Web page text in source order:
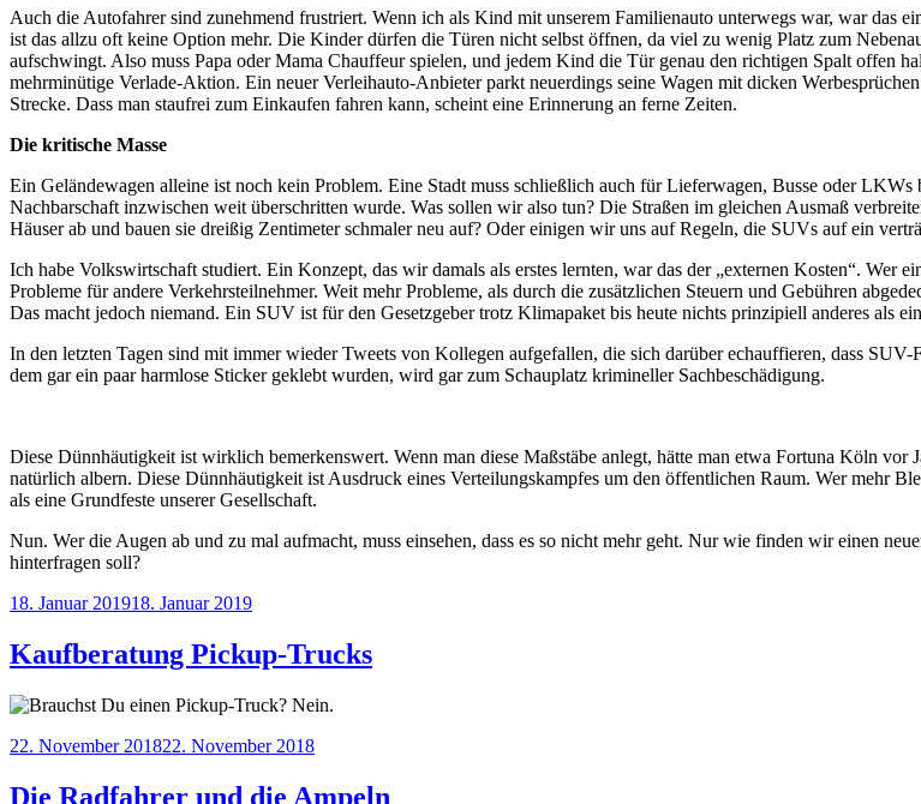
Auch die Autofahrer sind zunehmend frustriert. Wenn ich als Kind mit unserem Familienauto unterwegs war, war das
ist das allzu oft keine Option mehr. Die Kinder dürfen die Türen nicht selbst öffnen, da viel zu wenig Platz zum
aufschwingt. Also muss Papa oder Mama Chauffeur spielen, und jedem Kind die Tür genau den richtigen Spalt offen
mehrminütige Verlade-Aktion. Ein neuer Verleihauto-Anbieter parkt neuerdings seine Wagen mit dicken
Strecke. Dass man staufrei zum Einkaufen fahren kann, scheint eine Erinnerung an ferne Zeiten.
Die kritische Masse
Ein Geländewagen alleine ist noch kein Problem. Eine Stadt muss schließlich auch für Lieferwagen, Busse oder
Nachbarschaft inzwischen weit überschritten wurde. Was sollen wir also tun? Die Straßen im gleichen Ausmaß
Häuser ab und bauen sie dreißig Zentimeter schmaler neu auf? Oder einigen wir uns auf Regeln, die SUVs auf ein
Ich habe Volkswirtschaft studiert. Ein Konzept, das wir damals als erstes lernten, war das der „externen Kosten“. Wer
Probleme für andere Verkehrsteilnehmer. Weit mehr Probleme, als durch die zusätzlichen Steuern und Gebühren
Das macht jedoch niemand. Ein SUV ist für den Gesetzgeber trotz Klimapaket bis heute nichts prinzipiell anderes als
In den letzten Tagen sind mit immer wieder Tweets von Kollegen aufgefallen, die sich darüber echauffieren, dass
dem gar ein paar harmlose Sticker geklebt wurden, wird gar zum Schauplatz krimineller Sachbeschädigung.
Diese Dünnhäutigkeit ist wirklich bemerkenswert. Wenn man diese Maßstäbe anlegt, hätte man etwa Fortuna Köln
natürlich albern. Diese Dünnhäutigkeit ist Ausdruck eines Verteilungskampfes um den öffentlichen Raum. Wer mehr
als eine Grundfeste unserer Gesellschaft.
Nun. Wer die Augen ab und zu mal aufmacht, muss einsehen, dass es so nicht mehr geht. Nur wie finden wir einen
hinterfragen soll?
Veröffentlicht
18. Januar 201918. Januar 2019
Kaufberatung Pickup-Trucks
Veröffentlicht
22. November 201822. November 2018
Die Radfahrer und die Ampeln